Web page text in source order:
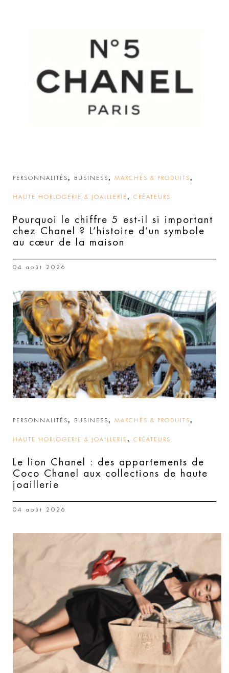
PERSONNALITÉS, BUSINESS, MARCHÉS & PRODUITS,
HAUTE HORLOGERIE & JOAILLERIE , CRÉATEURS
Pourquoi le chiffre 5 est-il si important
chez Chanel ? L’histoire d’un symbole
au cœur de la maison
04 août 2026
PERSONNALITÉS, BUSINESS, MARCHÉS & PRODUITS,
HAUTE HORLOGERIE & JOAILLERIE , CRÉATEURS
Le lion Chanel : des appartements de
Coco Chanel aux collections de haute
joaillerie
04 août 2026